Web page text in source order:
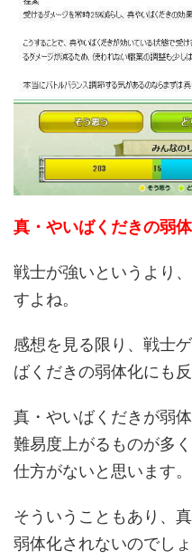
真・やいばくだきの弱
戦士が強いというより
すよね。
感想を見る限り、戦士
ばくだきの弱体化にも
真・やいばくだきが弱
難易度上がるものが多
仕方がないと思います。
そういうこともあり、
弱体化されないのでしょ